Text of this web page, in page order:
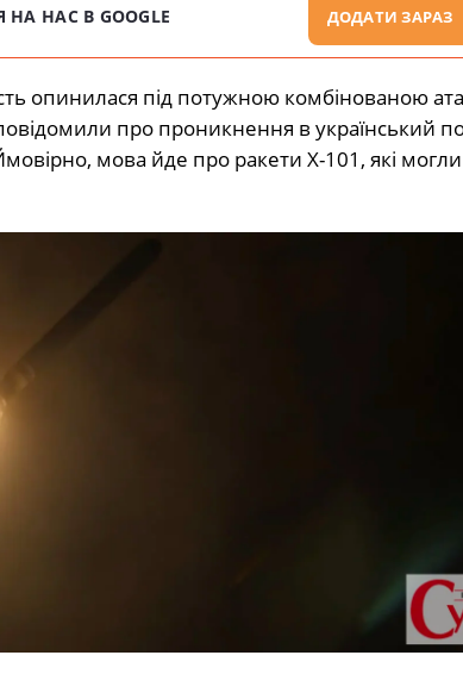
НАС В GOOGLE ДОДАТИ ЗАРАЗ
опинилася під потужною комбінованою
про проникнення в український
мова йде про ракети Х-101, які